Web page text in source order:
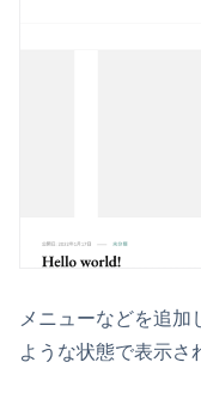
メニューなどを追
ような状態で表示さ